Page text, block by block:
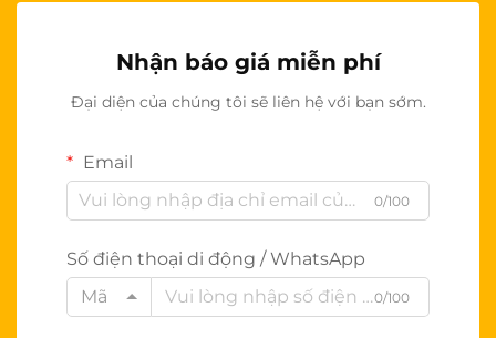
Nhận báo giá miễn phí
Đại diện của chúng tôi sẽ liên hệ với bạn sớm.
Email
0/100
Số điện thoại di động / WhatsApp
Mã
0/100